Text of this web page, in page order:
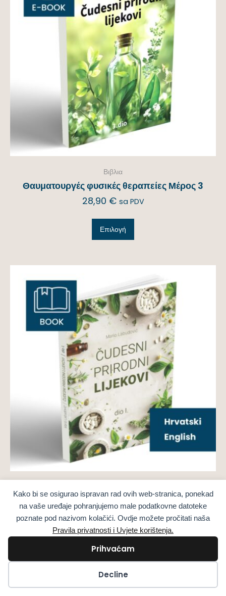
Kako bi se osigurao ispravan rad ovih web-stranica, ponekad
na vaše uređaje pohranjujemo male podatkovne datoteke
poznate pod nazivom kolačići. Ovdje možete pročitati naša
Pravila privatnosti i Uvjete korištenja.
Prihvaćam
Decline
Βιβλια
Θαυματουργές φυσικές θεραπείες Μέρος 3
28,90 € sa PDV
Επιλογή
Θαυματουργές Φυσικές Θεραπείες Μέρος 1
ΕΝΤΥΠΟ ΒΙΒΛΙΟ
38,00€ sa PDV
Επιλογή